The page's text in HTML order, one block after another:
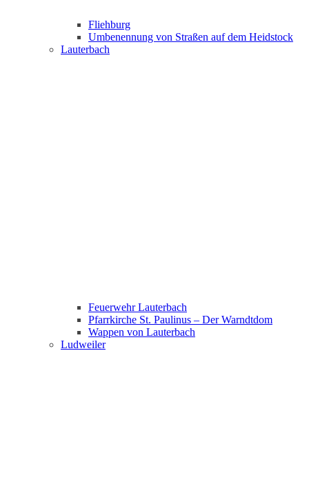
Fliehburg
Umbenennung von Straßen auf dem Heidstock
Lauterbach
Feuerwehr Lauterbach
Pfarrkirche St. Paulinus – Der Warndtdom
Wappen von Lauterbach
Ludweiler